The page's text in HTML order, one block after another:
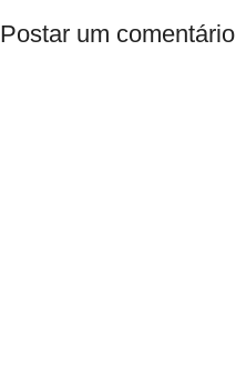
Postar um comentário